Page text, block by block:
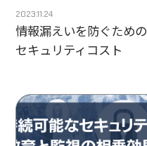
2023.11.24
情報漏えいを防ぐための
セキュリティコスト